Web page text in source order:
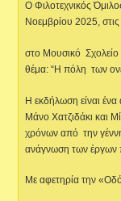
Ο Φιλοτεχνικός
Νοεμβρίου 2025, στις
στο Μουσικό
θέμα: “Η πόλη των
Η εκδήλωση είναι
Μάνο Χατζιδάκι και
χρόνων από την
ανάγνωση των έργων
Με αφετηρία την